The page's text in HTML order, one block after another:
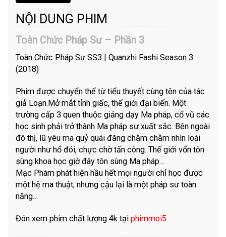
NỘI DUNG PHIM
Toàn Chức Pháp Sư – Phần 3
Toàn Chức Pháp Sư SS3 | Quanzhi Fashi Season 3
(2018)
Phim được chuyển thể từ tiểu thuyết cùng tên của tác
giả Loạn.Mở mắt tỉnh giấc, thế giới đại biến. Một
trường cấp 3 quen thuộc giảng dạy Ma pháp, cổ vũ các
học sinh phải trở thành Ma pháp sư xuất sắc. Bên ngoài
đô thị, lũ yêu ma quỷ quái đăng chằm chằm nhìn loài
người như hổ đói, chực chờ tấn công. Thế giới vốn tôn
sùng khoa học giờ đây tôn sùng Ma pháp…
Mạc Phàm phát hiện hầu hết mọi người chỉ học được
một hệ ma thuật, nhưng cậu lại là một pháp sư toàn
năng…
Đón xem phim chất lượng 4k tạiphimmoi5